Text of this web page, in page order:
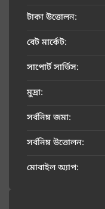
টাকা উত্তোলন:
বেট মার্কেট:
সাপোর্ট সার্ভিস:
মুদ্রা:
সর্বনিম্ন জমা:
সর্বনিম্ন উত্তোলন:
মোবাইল অ্যাপ: